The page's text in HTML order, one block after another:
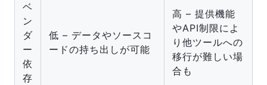
ベ
ン
ダ
ー
依
存
低 – データやソースコ
ードの持ち出しが可能
高 – 提供機能
やAPI制限によ
り他ツールへの
移行が難しい場
合も